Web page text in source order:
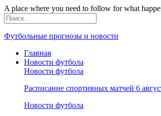
A place where you need to follow for what
Футбольные прогнозы и новости
Главная
Новости футбола
Новости футбола
Расписание спортивных матчей 6
Новости футбола